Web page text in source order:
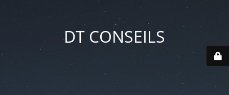
DT CONSEILS